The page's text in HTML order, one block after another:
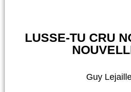
LUSSE-TU CRU
Guy